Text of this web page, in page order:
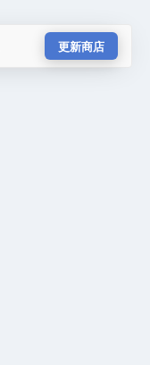
更新商店